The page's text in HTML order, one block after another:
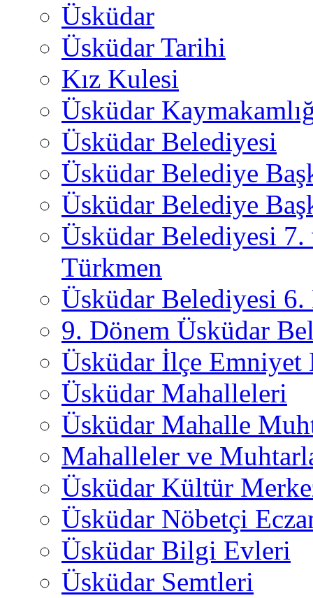
Üsküdar
Üsküdar Tarihi
Kız Kulesi
Üsküdar
Üsküdar Belediyesi
Üsküdar Belediye
Üsküdar Belediye
Üsküdar Belediyesi
Türkmen
Üsküdar Belediyesi 6.
9. Dönem Üsküdar
Üsküdar İlçe
Üsküdar Mahalleleri
Üsküdar Mahalle
Mahalleler ve
Üsküdar Kültür
Üsküdar Nöbetçi
Üsküdar Bilgi Evleri
Üsküdar Semtleri